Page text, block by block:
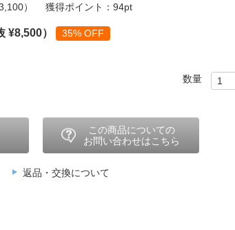
） 獲得ポイント：94pt
¥8,500） 35% OFF
数量
この商品についての
お問い合わせはこちら
返品・交換について